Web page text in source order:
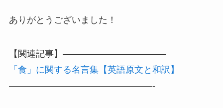
ありがとうございました！
【関連記事】———————————–
「食」に関する名言集【英語原文と和訳】
————————————————-